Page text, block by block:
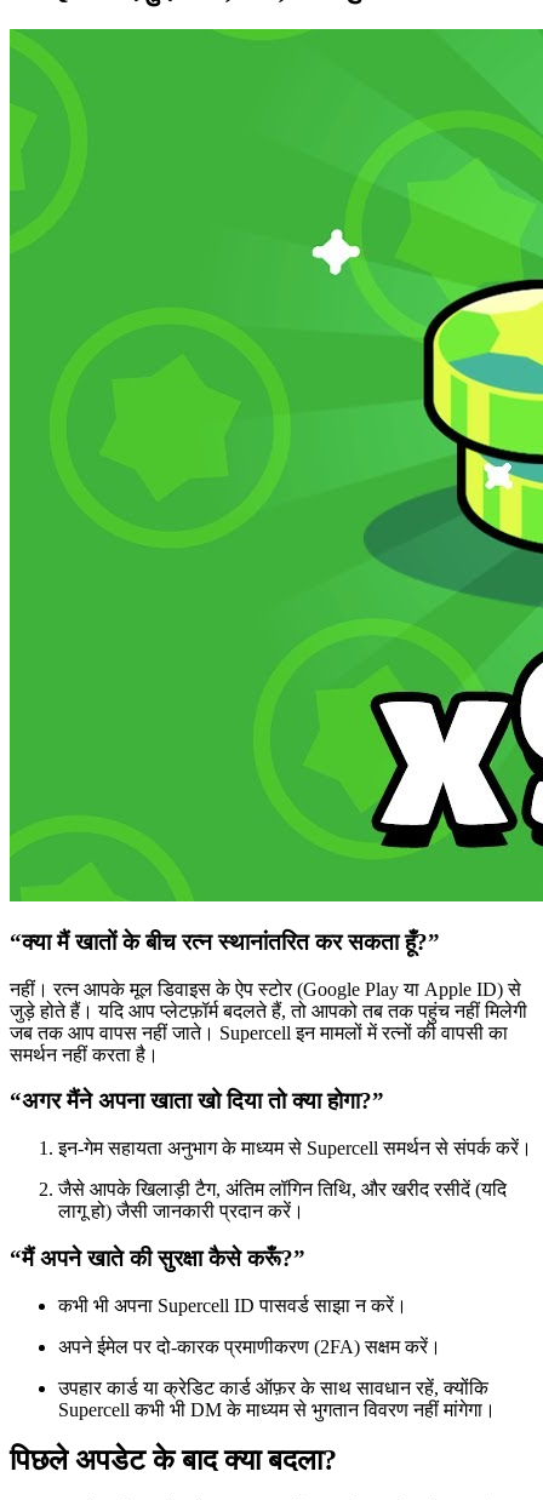
“क्या मैं खातों के बीच रत्न स्थानांतरित कर सकता हूँ?”
नहीं। रत्न आपके मूल डिवाइस के ऐप स्टोर (Google Play या Apple ID) से
जुड़े होते हैं। यदि आप प्लेटफ़ॉर्म बदलते हैं, तो आपको तब तक पहुंच नहीं मिलेगी
जब तक आप वापस नहीं जाते। Supercell इन मामलों में रत्नों की वापसी का
समर्थन नहीं करता है।
“अगर मैंने अपना खाता खो दिया तो क्या होगा?”
इन-गेम सहायता अनुभाग के माध्यम से Supercell समर्थन से संपर्क करें।
जैसे आपके खिलाड़ी टैग, अंतिम लॉगिन तिथि, और खरीद रसीदें (यदि
लागू हो) जैसी जानकारी प्रदान करें।
“मैं अपने खाते की सुरक्षा कैसे करूँ?”
कभी भी अपना Supercell ID पासवर्ड साझा न करें।
अपने ईमेल पर दो-कारक प्रमाणीकरण (2FA) सक्षम करें।
उपहार कार्ड या क्रेडिट कार्ड ऑफ़र के साथ सावधान रहें, क्योंकि
Supercell कभी भी DM के माध्यम से भुगतान विवरण नहीं मांगेगा।
पिछले अपडेट के बाद क्या बदला?